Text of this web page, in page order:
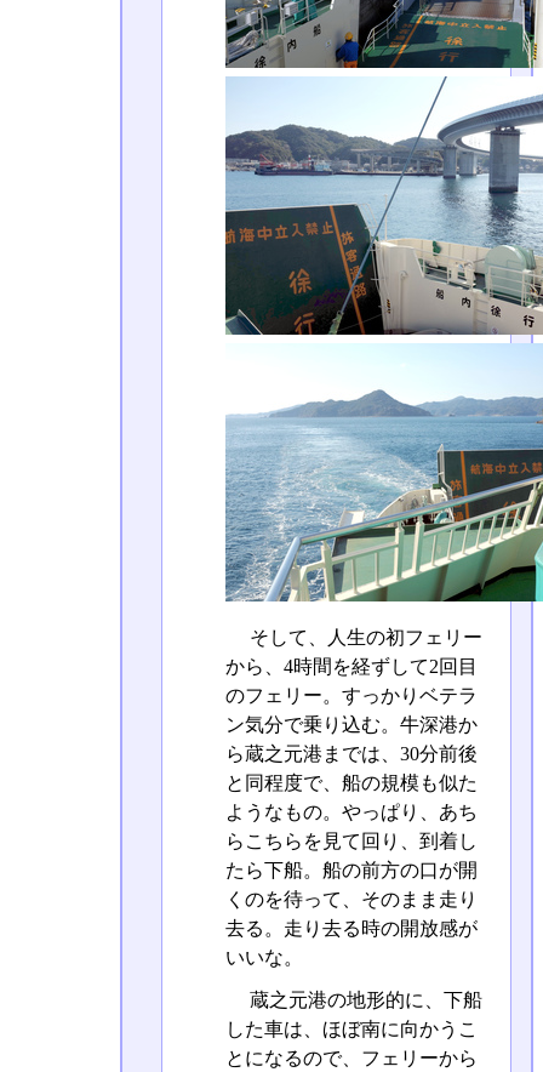
そして、人生の初フェリー
から、4時間を経ずして2回目
のフェリー。すっかりベテラ
ン気分で乗り込む。牛深港か
ら蔵之元港までは、30分前後
と同程度で、船の規模も似た
ようなもの。やっぱり、あち
らこちらを見て回り、到着し
たら下船。船の前方の口が開
くのを待って、そのまま走り
去る。走り去る時の開放感が
いいな。
蔵之元港の地形的に、下船
した車は、ほぼ南に向かうこ
とになるので、フェリーから